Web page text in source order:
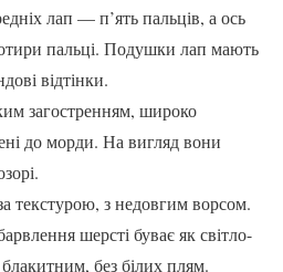
лап — п’ять пальців, а ось
пальці. Подушки лап мають
відтінки.
загостренням, широко
до морди. На вигляд вони
текстурою, з недовгим ворсом.
шерсті буває як світло-
без білих плям.